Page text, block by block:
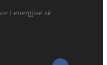
i energjisë së